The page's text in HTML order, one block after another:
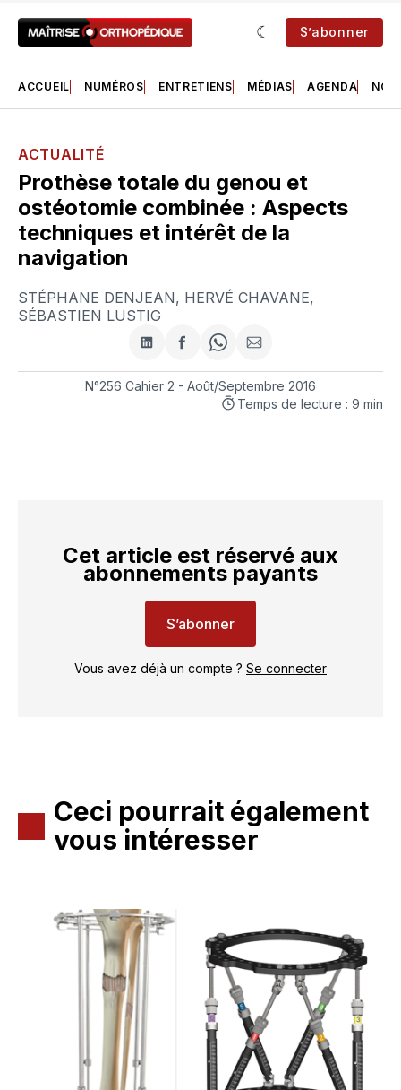
S’abonner
ACCUEIL NUMÉROS ENTRETIENS MÉDIAS AGENDA NOS
ACTUALITÉ
Prothèse totale du genou et
ostéotomie combinée : Aspects
techniques et intérêt de la
navigation
STÉPHANE DENJEAN, HERVÉ CHAVANE,
SÉBASTIEN LUSTIG
Partager
sur
LinkedIn
Partager
sur
Facebook
Share
on
WhatsApp
Partager
par
courriel
N°256 Cahier 2 - Août/Septembre 2016
Temps de lecture : 9 min
Cet article est réservé aux
abonnements payants
S’abonner
Vous avez déjà un compte ? Se connecter
Ceci pourrait également
vous intéresser